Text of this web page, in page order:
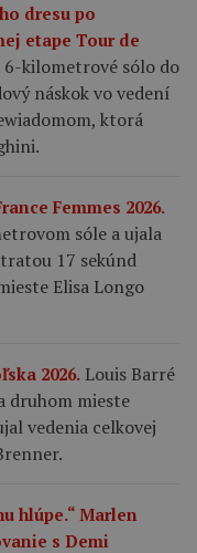
dresu po
etape Tour de
kilometrové sólo do
náskok vo vedení
ktorá
Femmes 2026.
sóle a ujala
17 sekúnd
Elisa Longo
2026. Louis Barré
druhom mieste
vedenia celkovej
hlúpe.“ Marlen
s Demi